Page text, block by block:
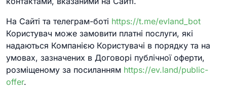
На Сайті та телеграм-боті https://t.me/evland_bot
Користувач може замовити платні послуги, які
надаються Компанією Користувачі в порядку та на
умовах, зазначених в Договорі публічної оферти,
розміщеному за посиланням https://ev.land/public-
offer.